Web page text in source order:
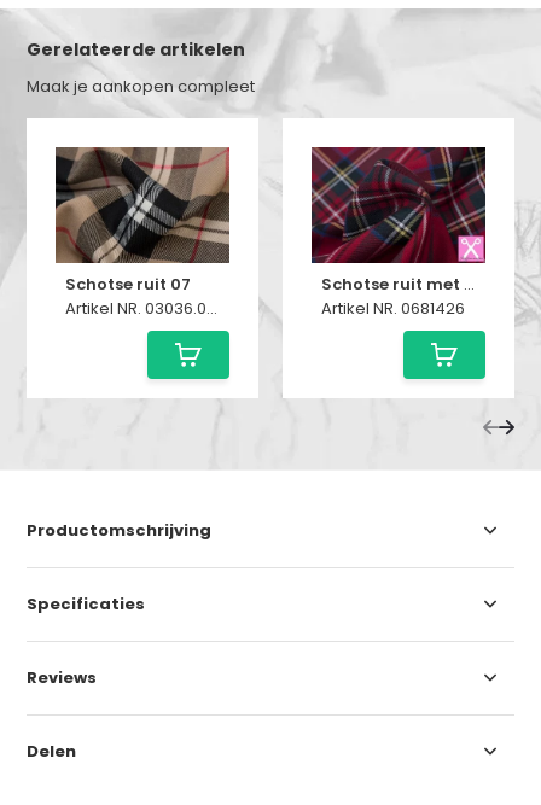
Gerelateerde artikelen
Maak je aankopen compleet
Schotse ruit 07
Artikel NR. 03036.016
Schotse ruit met stretch rood
Artikel NR. 0681426
Productomschrijving
Specificaties
Reviews
Delen